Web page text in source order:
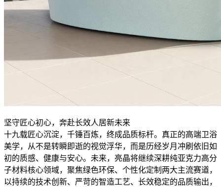
坚守匠心初心，奔赴长效人居新未来
十九载匠心沉淀，千锤百炼，终成品质标杆。真正的高端卫浴
美学，从不是转瞬即逝的视觉浮华，而是历经岁月冲刷依旧如
初的质感、健康与安心。未来，亮晶将继续深耕纯亚克力高分
子材料核心领域，聚焦绿色环保、个性化定制两大主流赛道，
以持续的技术创新、严苛的智造工艺、长效稳定的品质输出，